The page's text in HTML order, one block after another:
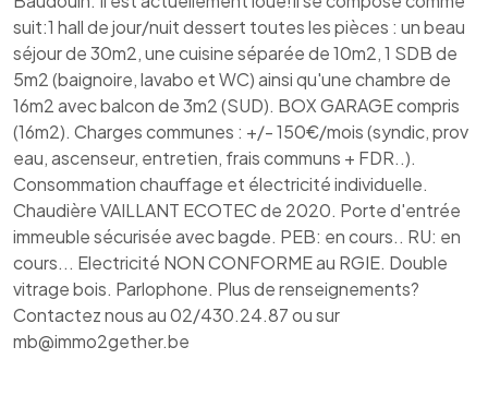
suit:1 hall de jour/nuit dessert toutes les pièces : un beau
séjour de 30m2, une cuisine séparée de 10m2, 1 SDB de
5m2 (baignoire, lavabo et WC) ainsi qu'une chambre de
16m2 avec balcon de 3m2 (SUD). BOX GARAGE compris
(16m2). Charges communes : +/- 150€/mois (syndic, prov
eau, ascenseur, entretien, frais communs + FDR..).
Consommation chauffage et électricité individuelle.
Chaudière VAILLANT ECOTEC de 2020. Porte d'entrée
immeuble sécurisée avec bagde. PEB: en cours.. RU: en
cours... Electricité NON CONFORME au RGIE. Double
vitrage bois. Parlophone. Plus de renseignements?
Contactez nous au 02/430.24.87 ou sur
mb@immo2gether.be